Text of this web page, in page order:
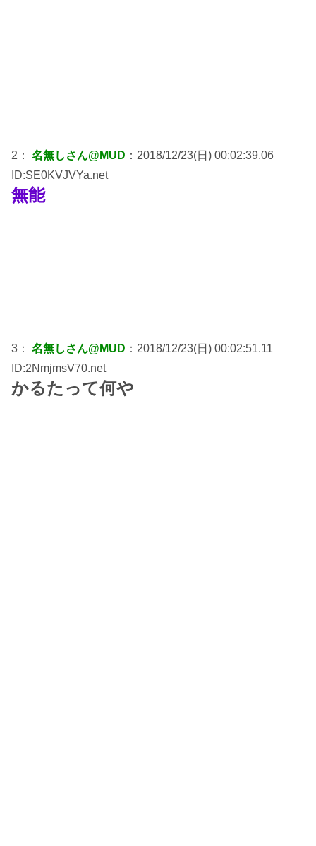
2： 名無しさん@MUD ：2018/12/23(日) 00:02:39.06
ID:SE0KVJVYa.net
無能
3： 名無しさん@MUD ：2018/12/23(日) 00:02:51.11
ID:2NmjmsV70.net
かるたって何や